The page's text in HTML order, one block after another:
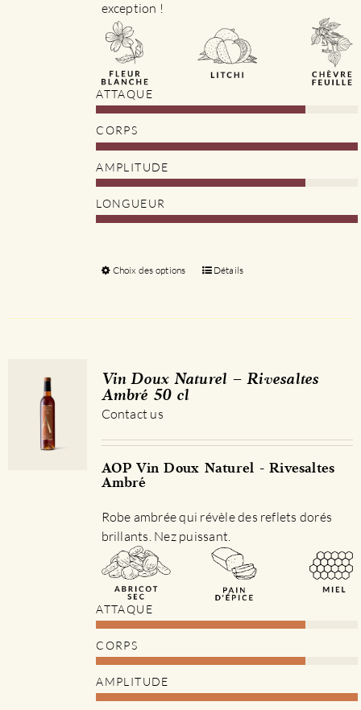
exception !
ATTAQUE
CORPS
AMPLITUDE
LONGUEUR
Choix des options
Ce
options
choisies
sur
du
produit
Détails
Vin Doux Naturel – Rivesaltes
Ambré 50 cl
Contact us
AOP Vin Doux Naturel - Rivesaltes
Ambré
Robe ambrée qui révèle des reflets dorés
brillants. Nez puissant.
ATTAQUE
CORPS
AMPLITUDE